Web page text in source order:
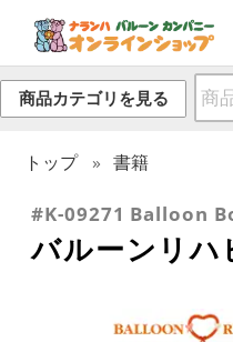
商品カテゴリを見る
トップ 書籍
#K-09271 Balloon
バルーンリハ